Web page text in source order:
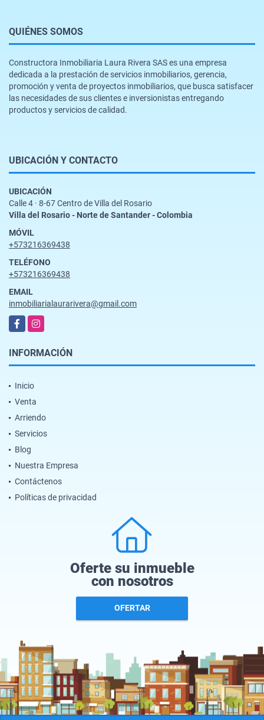
QUIÉNES SOMOS
Constructora Inmobiliaria Laura Rivera SAS es una empresa
dedicada a la prestación de servicios inmobiliarios, gerencia,
promoción y venta de proyectos inmobiliarios, que busca satisfacer
las necesidades de sus clientes e inversionistas entregando
productos y servicios de calidad.
UBICACIÓN Y CONTACTO
UBICACIÓN
Calle 4 · 8-67 Centro de Villa del Rosario
Villa del Rosario - Norte de Santander - Colombia
MÓVIL
+573216369438
TELÉFONO
+573216369438
EMAIL
inmobiliarialaurarivera@gmail.com
FacebookInstagram
INFORMACIÓN
Inicio
Venta
Arriendo
Servicios
Blog
Nuestra Empresa
Contáctenos
Políticas de privacidad
Oferte su inmueble
con nosotros
OFERTAR